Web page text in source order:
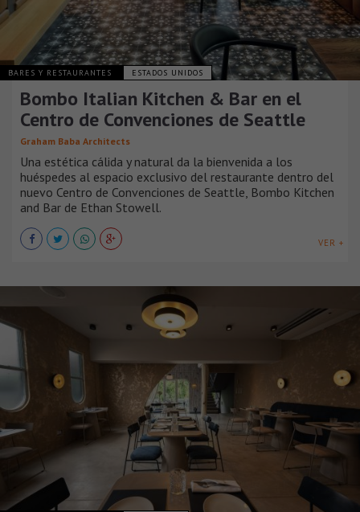
BARES Y RESTAURANTES ESTADOS UNIDOS
Bombo Italian Kitchen & Bar en el
Centro de Convenciones de Seattle
Graham Baba Architects
Una estética cálida y natural da la bienvenida a los
huéspedes al espacio exclusivo del restaurante dentro del
nuevo Centro de Convenciones de Seattle, Bombo Kitchen
and Bar de Ethan Stowell.
VER +